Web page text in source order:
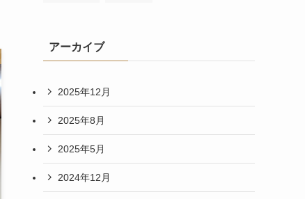
アーカイブ
2025年12月
2025年8月
2025年5月
2024年12月